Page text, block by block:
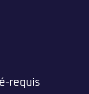
requis